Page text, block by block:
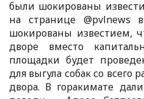
были шокированы
на странице
шокированы известием,
дворе вместо
площадки будет
для выгула собак со всего
двора. В горакимате